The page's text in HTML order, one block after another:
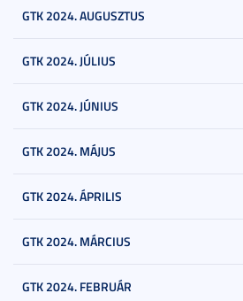
GTK 2024. AUGUSZTUS
GTK 2024. JÚLIUS
GTK 2024. JÚNIUS
GTK 2024. MÁJUS
GTK 2024. ÁPRILIS
GTK 2024. MÁRCIUS
GTK 2024. FEBRUÁR